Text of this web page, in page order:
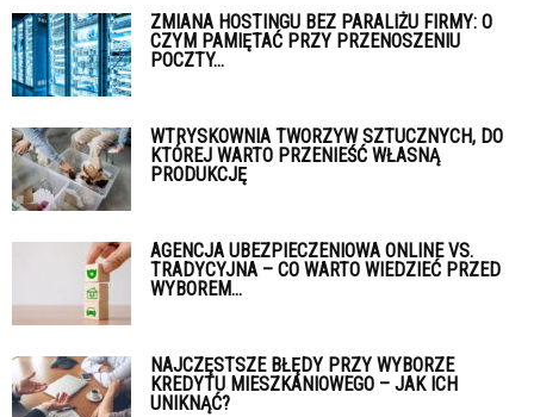
ZMIANA HOSTINGU BEZ PARALIŻU FIRMY: O
CZYM PAMIĘTAĆ PRZY PRZENOSZENIU
POCZTY...
WTRYSKOWNIA TWORZYW SZTUCZNYCH, DO
KTÓREJ WARTO PRZENIEŚĆ WŁASNĄ
PRODUKCJĘ
AGENCJA UBEZPIECZENIOWA ONLINE VS.
TRADYCYJNA – CO WARTO WIEDZIEĆ PRZED
WYBOREM...
NAJCZĘSTSZE BŁĘDY PRZY WYBORZE
KREDYTU MIESZKANIOWEGO – JAK ICH
UNIKNĄĆ?